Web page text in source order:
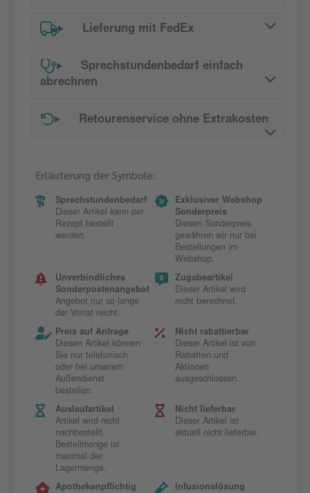
Lieferung mit FedEx
Sprechstundenbedarf einfach
abrechnen
Retourenservice ohne Extrakosten
Erläuterung der Symbole:
Sprechstundenbedarf
Dieser Artikel kann per
Rezept bestellt
werden.
Exklusiver Webshop
Sonderpreis
Diesen Sonderpreis
gewähren wir nur bei
Bestellungen im
Webshop.
Unverbindliches
Sonderpostenangebot
Angebot nur so lange
der Vorrat reicht.
Zugabeartikel
Dieser Artikel wird
nicht berechnet.
Preis auf Anfrage
Diesen Artikel können
Sie nur telefonisch
oder bei unserem
Außendienst
bestellen.
Nicht rabattierbar
Dieser Artikel ist von
Rabatten und
Aktionen
ausgeschlossen.
Auslaufartikel
Artikel wird nicht
nachbestellt.
Bestellmenge ist
maximal der
Lagermenge.
Nicht lieferbar
Dieser Artikel ist
aktuell nicht lieferbar.
Apothekenpflichtig
Infusionslösung